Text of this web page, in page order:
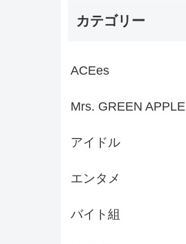
カテゴリー
ACEes
Mrs. GREEN APPLE
アイドル
エンタメ
バイト組